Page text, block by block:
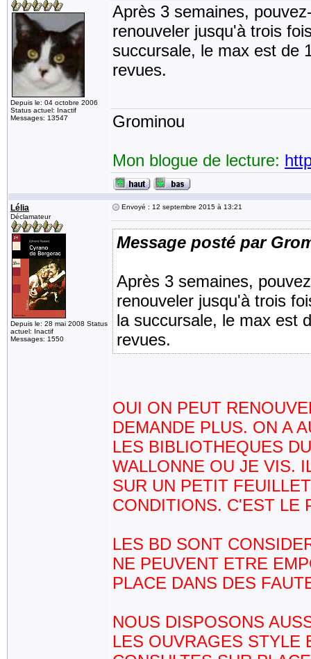
Depuis le: 04 octobre 2006
Status actuel: Inactif
Messages: 13547
Après 3 semaines,
renouveler jusqu'à trois
succursale, le max est de
revues.
Grominou
Mon blogue de lecture:
Lélia
Déclamateur
Depuis le: 28 mai 2008 Status
actuel: Inactif
Messages: 1550
Envoyé : 12 septembre 2015 à 13:21
Message posté par
Après 3 semaines,
renouveler jusqu'à trois
la succursale, le max est
revues.
OUI ON PEUT
DEMANDE PLUS. ON A
LES BIBLIOTHEQUES
WALLONNE OU JE VIS.
SUR UN PETIT
CONDITIONS. C'EST LE
LES BD SONT
NE PEUVENT ETRE
PLACE DANS DES
NOUS DISPOSONS
LES OUVRAGES STYLE